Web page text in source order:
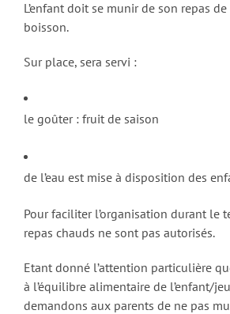
L’enfant doit se munir de son repas
boisson.
Sur place, sera servi :
le goûter : fruit de saison
de l’eau est mise à disposition des
Pour faciliter l’organisation durant le
repas chauds ne sont pas autorisés.
Etant donné l’attention particulière
à l’équilibre alimentaire de l’enfant/
demandons aux parents de ne pas